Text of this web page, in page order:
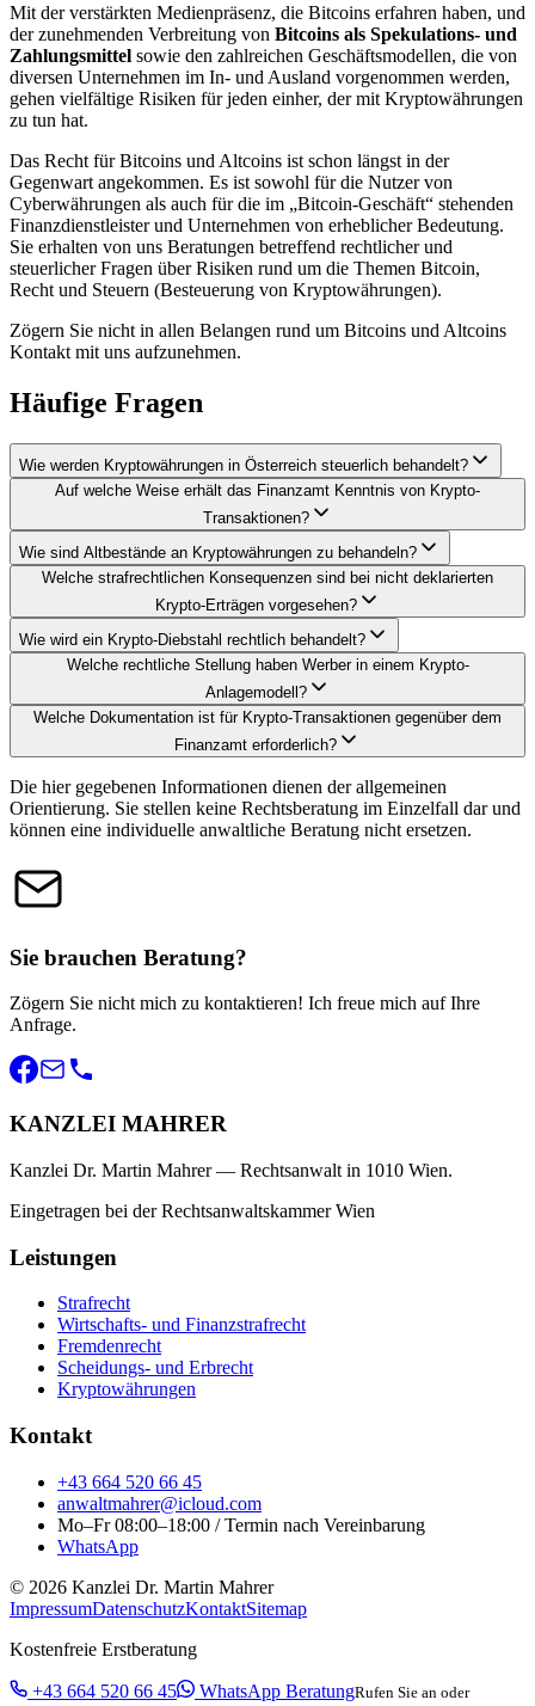
Mit der verstärkten Medienpräsenz, die Bitcoins erfahren haben, und
der zunehmenden Verbreitung von Bitcoins als Spekulations- und
Zahlungsmittel sowie den zahlreichen Geschäftsmodellen, die von
diversen Unternehmen im In- und Ausland vorgenommen werden,
gehen vielfältige Risiken für jeden einher, der mit Kryptowährungen
zu tun hat.
Das Recht für Bitcoins und Altcoins ist schon längst in der
Gegenwart angekommen. Es ist sowohl für die Nutzer von
Cyberwährungen als auch für die im „Bitcoin-Geschäft“ stehenden
Finanzdienstleister und Unternehmen von erheblicher Bedeutung.
Sie erhalten von uns Beratungen betreffend rechtlicher und
steuerlicher Fragen über Risiken rund um die Themen Bitcoin,
Recht und Steuern (Besteuerung von Kryptowährungen).
Zögern Sie nicht in allen Belangen rund um Bitcoins und Altcoins
Kontakt mit uns aufzunehmen.
Häufige Fragen
Wie werden Kryptowährungen in Österreich steuerlich behandelt?
Auf welche Weise erhält das Finanzamt Kenntnis von Krypto-
Transaktionen?
Wie sind Altbestände an Kryptowährungen zu behandeln?
Welche strafrechtlichen Konsequenzen sind bei nicht deklarierten
Krypto-Erträgen vorgesehen?
Wie wird ein Krypto-Diebstahl rechtlich behandelt?
Welche rechtliche Stellung haben Werber in einem Krypto-
Anlagemodell?
Welche Dokumentation ist für Krypto-Transaktionen gegenüber dem
Finanzamt erforderlich?
Die hier gegebenen Informationen dienen der allgemeinen
Orientierung. Sie stellen keine Rechtsberatung im Einzelfall dar und
können eine individuelle anwaltliche Beratung nicht ersetzen.
Sie brauchen Beratung?
Zögern Sie nicht mich zu kontaktieren! Ich freue mich auf Ihre
Anfrage.
KANZLEI MAHRER
Kanzlei Dr. Martin Mahrer — Rechtsanwalt in 1010 Wien.
Eingetragen bei der Rechtsanwaltskammer Wien
Leistungen
Strafrecht
Wirtschafts- und Finanzstrafrecht
Fremdenrecht
Scheidungs- und Erbrecht
Kryptowährungen
Kontakt
+43 664 520 66 45
anwaltmahrer@icloud.com
Mo–Fr 08:00–18:00 / Termin nach Vereinbarung
WhatsApp
© 2026 Kanzlei Dr. Martin Mahrer
ImpressumDatenschutzKontaktSitemap
Kostenfreie Erstberatung
+43 664 520 66 45 WhatsApp BeratungRufen Sie an oder